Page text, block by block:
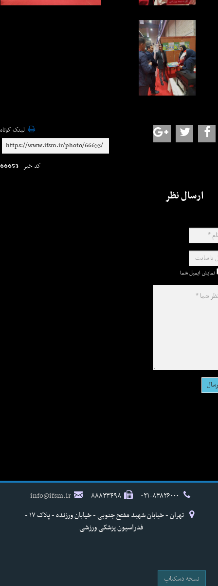
لینک کوتاه
کد خبر 66653
ارسال نظر
نمایش ایمیل شما
۸۸۸۳۳۴۹۸
info@ifsm.ir
تهران - خیابان شهید مفتح جنوبی - خیابان ورزنده - پلاک ۱۷ -
فدراسیون پزشکی ورزشی
نسخه دسکتاپ